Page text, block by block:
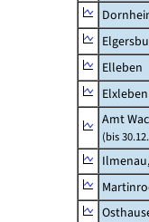
Elleben
Elxleben
Amt
(bis